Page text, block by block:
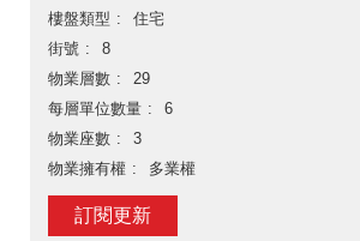
樓盤類型
住宅
街號
8
物業層數
29
每層單位數量
6
物業座數
3
物業擁有權
多業權
訂閱更新